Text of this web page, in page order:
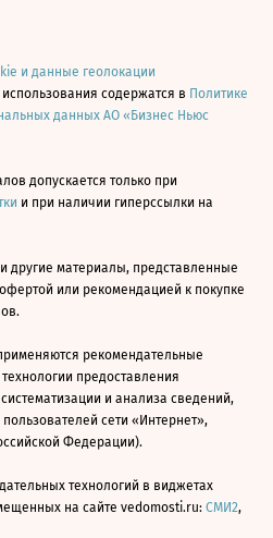
и данные геолокации
содержатся в Политике
данных АО «Бизнес Ньюс
допускается только при
и при наличии гиперссылки на
другие материалы, представленные
или рекомендацией к покупке
рекомендательные
предоставления
и анализа сведений,
сети «Интернет»,
Федерации).
технологий в виджетах
на сайте vedomosti.ru: СМИ2,